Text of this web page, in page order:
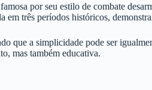
por seu estilo de combate
três períodos históricos,
que a simplicidade pode ser
mas também educativa.